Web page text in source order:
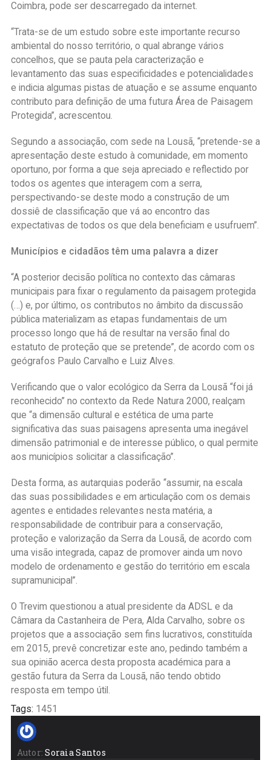
Coimbra, pode ser descarregado da internet.
“Trata-se de um estudo sobre este importante recurso
ambiental do nosso território, o qual abrange vários
concelhos, que se pauta pela caracterização e
levantamento das suas especificidades e potencialidades
e indicia algumas pistas de atuação e se assume enquanto
contributo para definição de uma futura Área de Paisagem
Protegida”, acrescentou.
Segundo a associação, com sede na Lousã, “pretende-se a
apresentação deste estudo à comunidade, em momento
oportuno, por forma a que seja apreciado e reflectido por
todos os agentes que interagem com a serra,
perspectivando-se deste modo a construção de um
dossiê de classificação que vá ao encontro das
expectativas de todos os que dela beneficiam e usufruem”.
Municípios e cidadãos têm uma palavra a dizer
“A posterior decisão política no contexto das câmaras
municipais para fixar o regulamento da paisagem protegida
(…) e, por último, os contributos no âmbito da discussão
pública materializam as etapas fundamentais de um
processo longo que há de resultar na versão final do
estatuto de proteção que se pretende”, de acordo com os
geógrafos Paulo Carvalho e Luiz Alves.
Verificando que o valor ecológico da Serra da Lousã “foi já
reconhecido” no contexto da Rede Natura 2000, realçam
que “a dimensão cultural e estética de uma parte
significativa das suas paisagens apresenta uma inegável
dimensão patrimonial e de interesse público, o qual permite
aos municípios solicitar a classificação”.
Desta forma, as autarquias poderão “assumir, na escala
das suas possibilidades e em articulação com os demais
agentes e entidades relevantes nesta matéria, a
responsabilidade de contribuir para a conservação,
proteção e valorização da Serra da Lousã, de acordo com
uma visão integrada, capaz de promover ainda um novo
modelo de ordenamento e gestão do território em escala
supramunicipal”.
O Trevim questionou a atual presidente da ADSL e da
Câmara da Castanheira de Pera, Alda Carvalho, sobre os
projetos que a associação sem fins lucrativos, constituída
em 2015, prevê concretizar este ano, pedindo também a
sua opinião acerca desta proposta académica para a
gestão futura da Serra da Lousã, não tendo obtido
resposta em tempo útil.
Tags: 1451
Autor: Soraia Santos